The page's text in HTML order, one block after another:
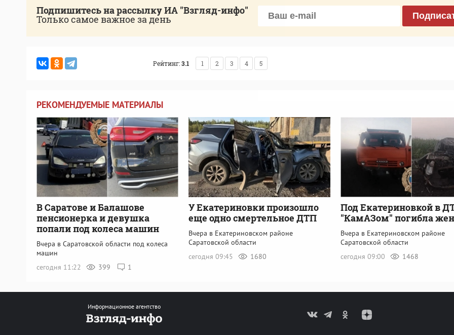
Подпишитесь на рассылку ИА "Взгляд-инфо"
Только самое важное за день
Рейтинг:3.1 1 2 3 4 5
РЕКОМЕНДУЕМЫЕ МАТЕРИАЛЫ
В Саратове и Балашове
пенсионерка и девушка
попали под колеса машин
Вчера в Саратовской области под колеса
машин
сегодня 11:22
399 1
У Екатериновки произошло
еще одно смертельное ДТП
Вчера в Екатериновском районе
Саратовской области
сегодня 09:45
1680
Под Екатериновкой в
"КамАЗом" погибла
Вчера в Екатериновском районе
Саратовской области
сегодня 09:00
1468
Информационное агентство